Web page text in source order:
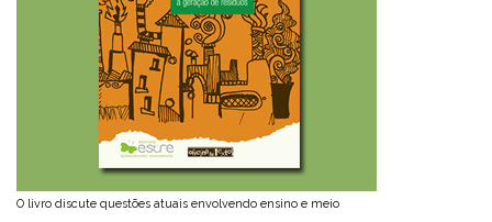
O livro discute questões atuais envolvendo ensino e meio